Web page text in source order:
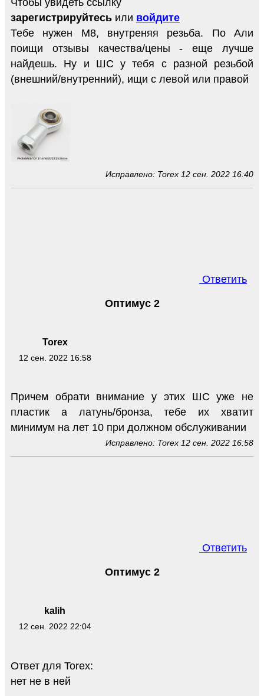
зарегистрируйтесь или войдите
Тебе нужен М8, внутреняя резьба. По Али
поищи отзывы качества/цены - еще лучше
найдешь. Ну и ШС у тебя с разной резьбой
(внешний/внутренний), ищи с левой или правой
Исправлено: Torex 12 сен. 2022 16:40
Ответить
Torex
12 сен. 2022 16:58
Оптимус 2
Причем обрати внимание у этих ШС уже не
пластик а латунь/бронза, тебе их хватит
минимум на лет 10 при должном обслуживании
Исправлено: Torex 12 сен. 2022 16:58
Ответить
kalih
12 сен. 2022 22:04
Оптимус 2
Ответ для Torex:
нет не в ней